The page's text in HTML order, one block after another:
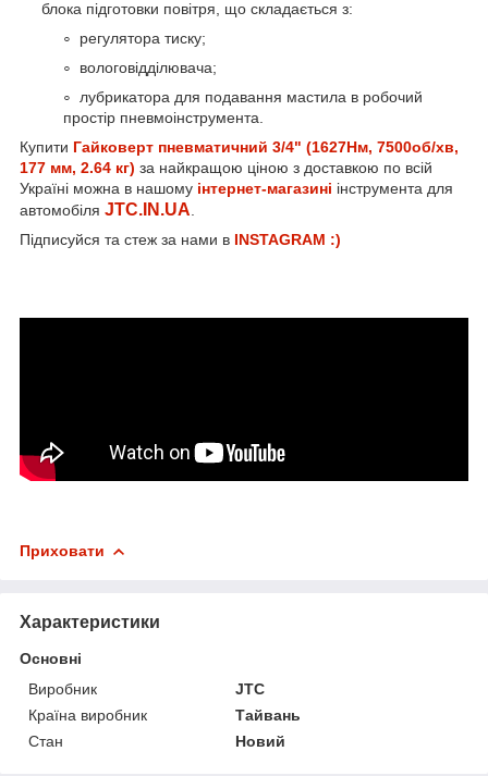
блока підготовки повітря, що складається з:
регулятора тиску;
вологовідділювача;
лубрикатора для подавання мастила в робочий
простір пневмоінструмента.
Купити Гайковерт пневматичний 3/4" (1627Hм, 7500об/хв,
177 мм, 2.64 кг) за найкращою ціною з доставкою по всій
Україні можна в нашому інтернет-магазині інструмента для
автомобіля JTC.IN.UA
Підписуйся та стеж за нами в INSTAGRAM :)
Приховати
Характеристики
Основні
Виробник
JTC
Країна виробник
Тайвань
Стан
Новий